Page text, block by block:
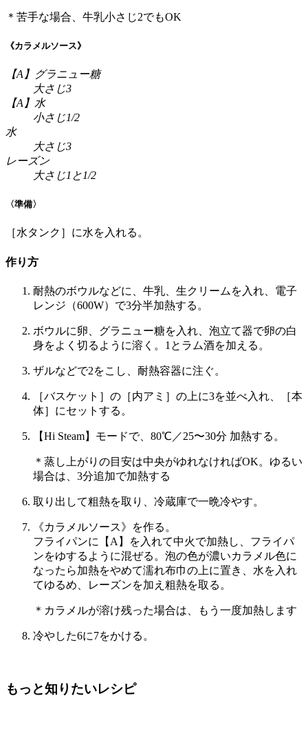
＊苦手な場合、牛乳小さじ2でもOK
《カラメルソース》
【A】グラニュー糖
大さじ3
【A】水
小さじ1/2
水
大さじ3
レーズン
大さじ1と1/2
〈準備〉
［水タンク］に水を入れる。
作り方
耐熱のボウルなどに、牛乳、生クリームを入れ、電子
レンジ（600W）で3分半加熱する。
ボウルに卵、グラニュー糖を入れ、泡立て器で卵の白
身をよく切るように溶く。1とラム酒を加える。
ザルなどで2をこし、耐熱容器に注ぐ。
［バスケット］の［内アミ］の上に3を並べ入れ、［本
体］にセットする。
【Hi Steam】モードで、80℃／25〜30分 加熱する。
＊蒸し上がりの目安は中央がゆれなければOK。ゆるい
場合は、3分追加で加熱する
取り出して粗熱を取り、冷蔵庫で一晩冷やす。
《カラメルソース》を作る。
フライパンに【A】を入れて中火で加熱し、フライパ
ンをゆするように混ぜる。泡の色が濃いカラメル色に
なったら加熱をやめて濡れ布巾の上に置き、水を入れ
てゆるめ、レーズンを加え粗熱を取る。
＊カラメルが溶け残った場合は、もう一度加熱します
冷やした6に7をかける。
もっと知りたいレシピ